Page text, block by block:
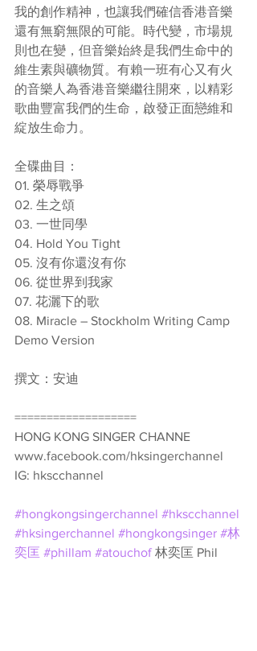
我的創作精神，也讓我們確信香港音樂
還有無窮無限的可能。時代變，市場規
則也在變，但音樂始終是我們生命中的
維生素與礦物質。有賴一班有心又有火
的音樂人為香港音樂繼往開來，以精彩
歌曲豐富我們的生命，啟發正面戀維和
綻放生命力。
全碟曲目：
01. 榮辱戰爭
02. 生之頌
03. 一世同學
04. Hold You Tight
05. 沒有你還沒有你
06. 從世界到我家
07. 花灑下的歌
08. Miracle – Stockholm Writing Camp
Demo Version
撰文：安迪
===================
HONG KONG SINGER CHANNE
www.facebook.com/hksingerchannel
IG: hkscchannel
#hongkongsingerchannel #hkscchannel
#hksingerchannel #hongkongsinger #林
奕匡 #phillam #atouchof 林奕匡 Phil